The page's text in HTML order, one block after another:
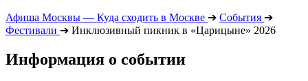
Афиша Москвы — Куда сходить в Москве ➔ События ➔
Фестивали ➔ Инклюзивный пикник в «Царицыне» 2026
Информация о событии